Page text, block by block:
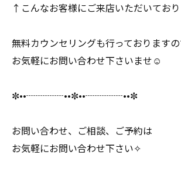
↑こんなお客様にご来店いただいてお
無料カウンセリングも行っております
お気軽にお問い合わせ下さいませ☺️
✼••┈┈┈┈••✼••┈┈┈┈••✼
お問い合わせ、ご相談、ご予約は
お気軽にお問い合わせ下さい✧